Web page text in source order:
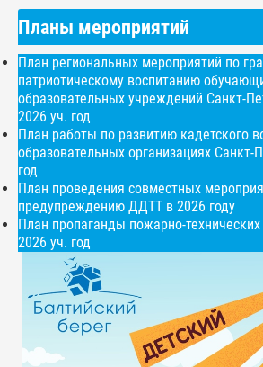
Планы мероприятий
План региональных мероприятий по
патриотическому воспитанию
образовательных учреждений Санкт-
2026 уч. год
План работы по развитию кадетского
образовательных организациях Санкт-
год
План проведения совместных
предупреждению ДДТТ в 2026 году
План пропаганды пожарно-
2026 уч. год